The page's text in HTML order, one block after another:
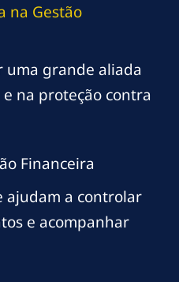
na Gestão
uma grande aliada
e na proteção contra
Financeira
ajudam a controlar
e acompanhar